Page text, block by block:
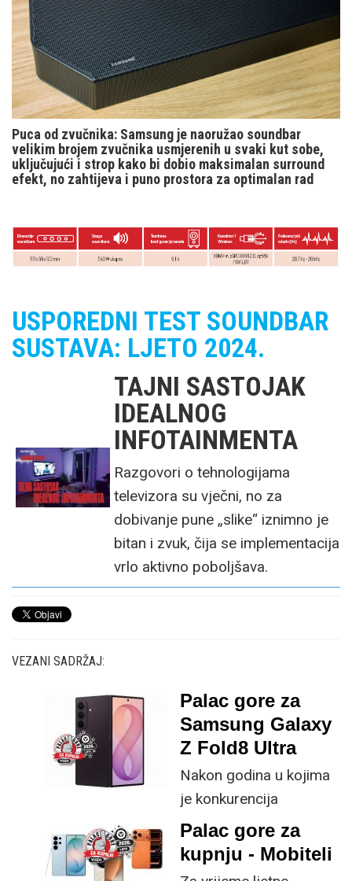
Puca od zvučnika: Samsung je naoružao soundbar
velikim brojem zvučnika usmjerenih u svaki kut sobe,
uključujući i strop kako bi dobio maksimalan surround
efekt, no zahtijeva i puno prostora za optimalan rad
USPOREDNI TEST SOUNDBAR
SUSTAVA: LJETO 2024.
TAJNI SASTOJAK
IDEALNOG
INFOTAINMENTA
Razgovori o tehnologijama
televizora su vječni, no za
dobivanje pune „slike“ iznimno je
bitan i zvuk, čija se implementacija
vrlo aktivno poboljšava.
VEZANI SADRŽAJ:
Palac gore za
Samsung Galaxy
Z Fold8 Ultra
Nakon godina u kojima
je konkurencija
neprestano kucala na
vrata s tanjim profilima i
većim baterijama,
Palac gore za
kupnju - Mobiteli